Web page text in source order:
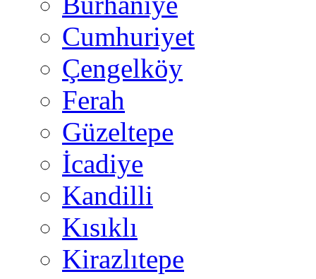
Cumhuriyet
Çengelköy
Ferah
Güzeltepe
İcadiye
Kandilli
Kısıklı
Kirazlıtepe